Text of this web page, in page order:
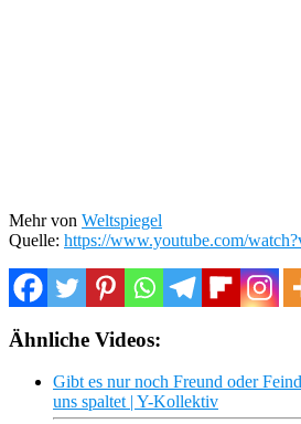
Mehr von Weltspiegel
Quelle: https://www.youtube.com/
Ähnliche Videos:
Gibt es nur noch Freund oder
uns spaltet | Y-Kollektiv